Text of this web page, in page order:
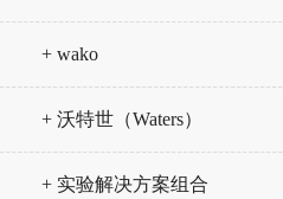
+ wako
+ 沃特世（Waters）
+ 实验解决方案组合